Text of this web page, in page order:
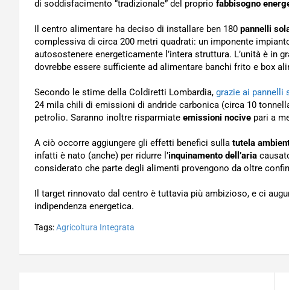
di soddisfacimento “tradizionale” del proprio fabbisogno
Il centro alimentare ha deciso di installare ben 180 pannelli
complessiva di circa 200 metri quadrati: un imponente
autosostenere energeticamente l’intera struttura. L’unità è in
dovrebbe essere sufficiente ad alimentare banchi frito e box
Secondo le stime della Coldiretti Lombardia, grazie ai pannelli
24 mila chili di emissioni di andride carbonica (circa 10
petrolio. Saranno inoltre risparmiate emissioni nocive pari a
A ciò occorre aggiungere gli effetti benefici sulla tutela
infatti è nato (anche) per ridurre l’inquinamento dell’aria
considerato che parte degli alimenti provengono da oltre
Il target rinnovato dal centro è tuttavia più ambizioso, e ci
indipendenza energetica.
Tags:Agricoltura Integrata